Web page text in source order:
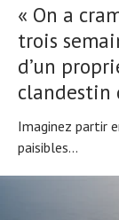
« On a
trois
d’un
clandestin
Imaginez partir
paisibles...